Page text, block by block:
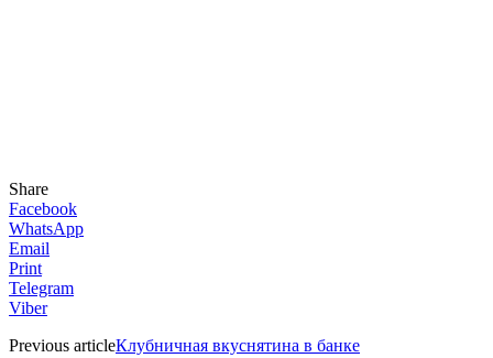
Share
Facebook
WhatsApp
Email
Print
Telegram
Viber
Previous articleКлубничная вкуснятина в банке